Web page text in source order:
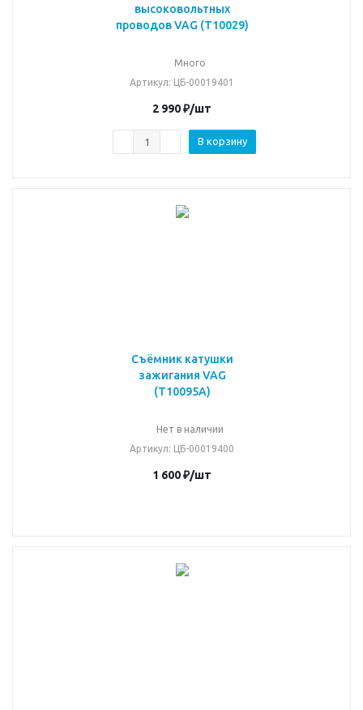
высоковольтных
проводов VAG (T10029)
Много
Артикул: ЦБ-00019401
2 990₽/шт
В корзину
Съёмник катушки
зажигания VAG
(T10095A)
Нет в наличии
Артикул: ЦБ-00019400
1 600₽/шт